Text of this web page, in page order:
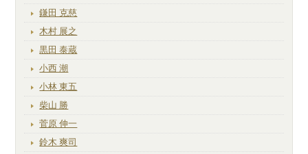
鎌田 克慈
木村 展之
黒田 泰蔵
小西 潮
小林 東五
柴山 勝
菅原 伸一
鈴木 爽司